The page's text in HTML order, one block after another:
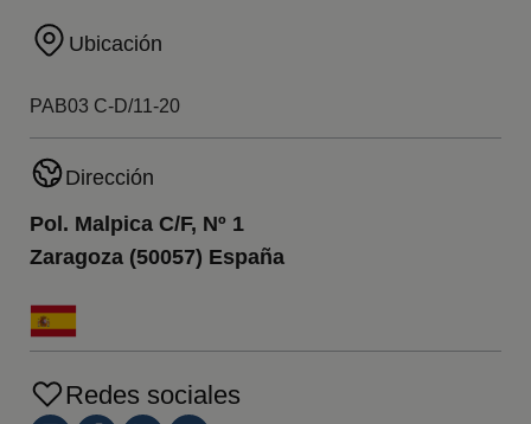
Ubicación
PAB03 C-D/11-20
Dirección
Pol. Malpica C/F, Nº 1
Zaragoza (50057) España
Redes sociales